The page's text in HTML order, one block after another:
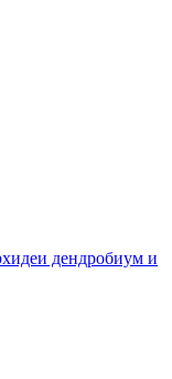
дендробиум и